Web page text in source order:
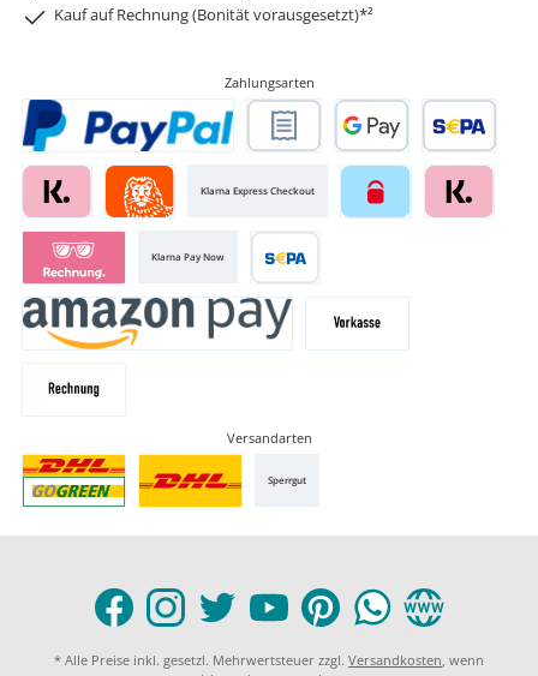
Kauf auf Rechnung (Bonität vorausgesetzt)*²
Zahlungsarten
Klarna Express Checkout
Klarna Pay Now
Versandarten
Sperrgut
* Alle Preise inkl. gesetzl. Mehrwertsteuer zzgl. Versandkosten, wenn